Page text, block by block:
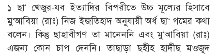
১ ছা‘ খেজুর-যব ইত্যাদির বিপরীতে উচ্চ মূল্যের হিসাবে
মু‘আবিয়া (রাঃ) নিজ ইজতিহাদ অনুযায়ী অর্ধ ছা‘ গমের কথা
বলেন। কিন্তু ছাহাবীগণ তা মানেননি এবং মু‘আবিয়া (রাঃ)
এজন্য কোন চাপ দেননি। তাছাড়া ছহীহ হাদীছ মওজূদ